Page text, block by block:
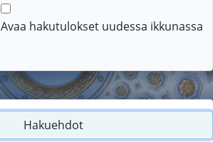
Avaa hakutulokset uudessa ikkunassa
Hakuehdot